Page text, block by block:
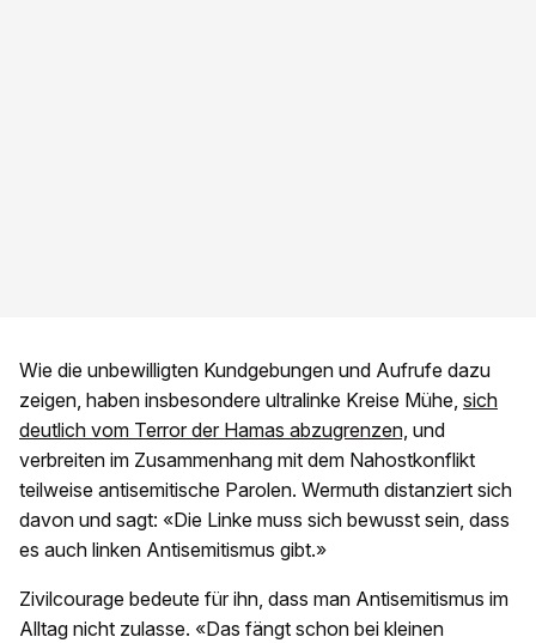
Wie die unbewilligten Kundgebungen und Aufrufe dazu
zeigen, haben insbesondere ultralinke Kreise Mühe, sich
deutlich vom Terror der Hamas abzugrenzen, und
verbreiten im Zusammenhang mit dem Nahostkonflikt
teilweise antisemitische Parolen. Wermuth distanziert sich
davon und sagt: «Die Linke muss sich bewusst sein, dass
es auch linken Antisemitismus gibt.»
Zivilcourage bedeute für ihn, dass man Antisemitismus im
Alltag nicht zulasse. «Das fängt schon bei kleinen